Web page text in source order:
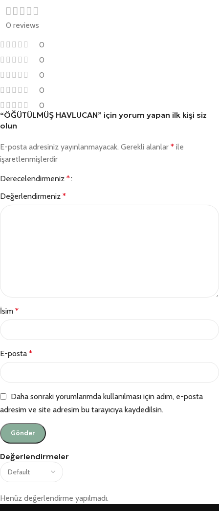
0 reviews
0
0
0
0
0
Değerlendirmeler
Henüz değerlendirme yapılmadı.
“ÖĞÜTÜLMÜŞ HAVLUCAN” için yorum yapan ilk kişi siz
olun
E-posta adresiniz yayınlanmayacak. Gerekli alanlar * ile
işaretlenmişlerdir
Derecelendirmeniz *
Değerlendirmeniz *
İsim *
E-posta *
Daha sonraki yorumlarımda kullanılması için adım, e-posta
adresim ve site adresim bu tarayıcıya kaydedilsin.